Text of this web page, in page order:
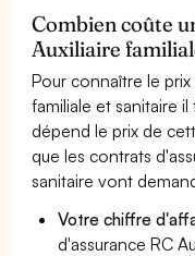
Combien coûte
Auxiliaire
Pour connaître le prix
familiale et sanitaire
dépend le prix de
que les contrats
sanitaire vont
Votre chiffre
d'assurance RC